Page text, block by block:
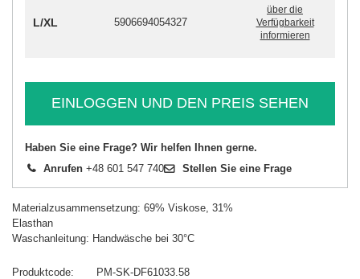
L/XL 5906694054327
über die
Verfügbarkeit
informieren
EINLOGGEN UND DEN PREIS SEHEN
Haben Sie eine Frage? Wir helfen Ihnen gerne.
Anrufen +48 601 547 740 Stellen Sie eine Frage
Materialzusammensetzung: 69% Viskose, 31%
Elasthan
Waschanleitung: Handwäsche bei 30°C
Produktcode
PM-SK-DF61033.58